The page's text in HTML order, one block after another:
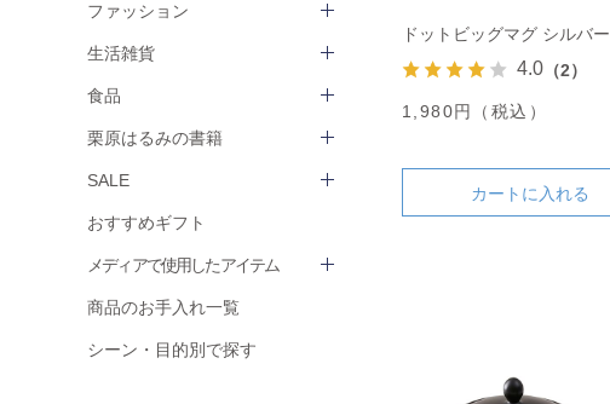
ファッション
生活雑貨
食品
栗原はるみの書籍
SALE
おすすめギフト
メディアで使用したアイテム
商品のお手入れ一覧
シーン・目的別で探す
ドットビッグマグ シルバー
4.0 （2）
1,980円（税込）
カートに入れる